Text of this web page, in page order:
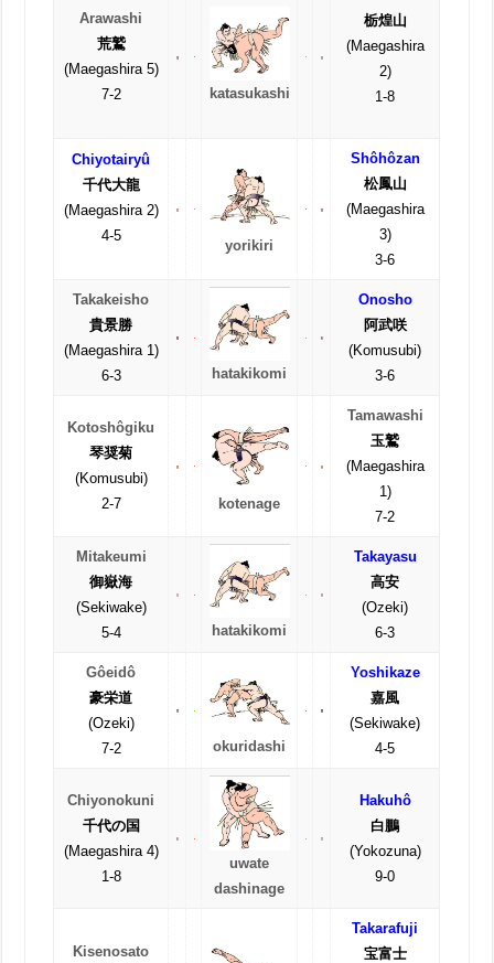
Arawashi
荒鷲
(Maegashira 5)
7-2
katasukashi
栃煌山
(Maegashira
2)
1-8
Chiyotairyû
千代大龍
(Maegashira 2)
4-5
yorikiri
Shôhôzan
松鳳山
(Maegashira
3)
3-6
Takakeisho
貴景勝
(Maegashira 1)
6-3
hatakikomi
Onosho
阿武咲
(Komusubi)
3-6
Kotoshôgiku
琴奨菊
(Komusubi)
2-7
kotenage
Tamawashi
玉鷲
(Maegashira
1)
7-2
Mitakeumi
御嶽海
(Sekiwake)
5-4
hatakikomi
Takayasu
高安
(Ozeki)
6-3
Gôeidô
豪栄道
(Ozeki)
7-2
okuridashi
Yoshikaze
嘉風
(Sekiwake)
4-5
Chiyonokuni
千代の国
(Maegashira 4)
1-8
uwate
dashinage
Hakuhô
白鵬
(Yokozuna)
9-0
Kisenosato
Takarafuji
宝富士